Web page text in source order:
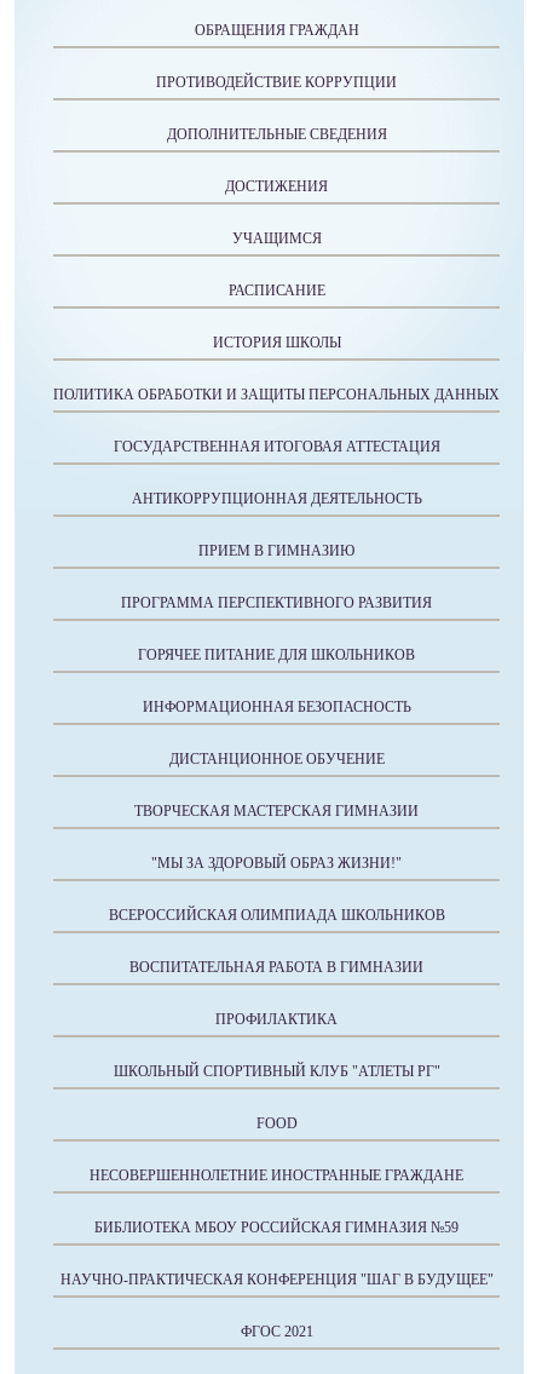
ОБРАЩЕНИЯ ГРАЖДАН
ПРОТИВОДЕЙСТВИЕ КОРРУПЦИИ
ДОПОЛНИТЕЛЬНЫЕ СВЕДЕНИЯ
ДОСТИЖЕНИЯ
УЧАЩИМСЯ
РАСПИСАНИЕ
ИСТОРИЯ ШКОЛЫ
ПОЛИТИКА ОБРАБОТКИ И ЗАЩИТЫ ПЕРСОНАЛЬНЫХ ДАННЫХ
ГОСУДАРСТВЕННАЯ ИТОГОВАЯ АТТЕСТАЦИЯ
АНТИКОРРУПЦИОННАЯ ДЕЯТЕЛЬНОСТЬ
ПРИЕМ В ГИМНАЗИЮ
ПРОГРАММА ПЕРСПЕКТИВНОГО РАЗВИТИЯ
ГОРЯЧЕЕ ПИТАНИЕ ДЛЯ ШКОЛЬНИКОВ
ИНФОРМАЦИОННАЯ БЕЗОПАСНОСТЬ
ДИСТАНЦИОННОЕ ОБУЧЕНИЕ
ТВОРЧЕСКАЯ МАСТЕРСКАЯ ГИМНАЗИИ
"МЫ ЗА ЗДОРОВЫЙ ОБРАЗ ЖИЗНИ!"
ВСЕРОССИЙСКАЯ ОЛИМПИАДА ШКОЛЬНИКОВ
ВОСПИТАТЕЛЬНАЯ РАБОТА В ГИМНАЗИИ
ПРОФИЛАКТИКА
ШКОЛЬНЫЙ СПОРТИВНЫЙ КЛУБ "АТЛЕТЫ РГ"
FOOD
НЕСОВЕРШЕННОЛЕТНИЕ ИНОСТРАННЫЕ ГРАЖДАНЕ
БИБЛИОТЕКА МБОУ РОССИЙСКАЯ ГИМНАЗИЯ №59
НАУЧНО-ПРАКТИЧЕСКАЯ КОНФЕРЕНЦИЯ "ШАГ В БУДУЩЕЕ"
ФГОС 2021